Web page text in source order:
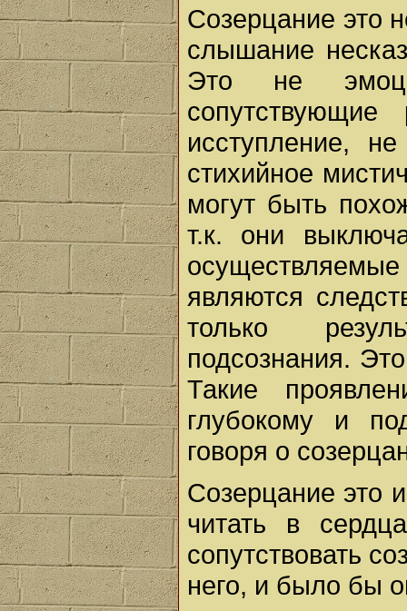
Созерцание это
слышание
Это не
сопутствующие
исступление,
стихийное
могут быть
т.к. они
являются
только
подсознания.
Такие
глубокому и
говоря о
Созерцание это
читать в
сопутствовать
него, и было бы